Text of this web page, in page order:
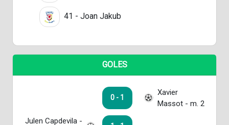
41 - Joan Jakub
GOLES
0 - 1
Xavier
Massot - m. 2
Julen Capdevila -